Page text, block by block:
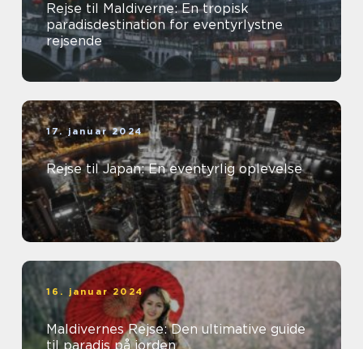
Rejse til Maldiverne: En tropisk
paradisdestination for eventyrlystne
rejsende
17. januar 2024
Rejse til Japan: En eventyrlig oplevelse
16. januar 2024
Maldivernes Rejse: Den ultimative guide
til paradis på jorden